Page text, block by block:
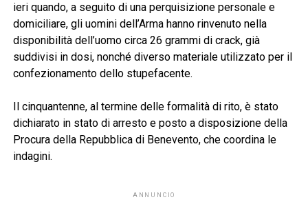
ieri quando, a seguito di una perquisizione personale e
domiciliare, gli uomini dell’Arma hanno rinvenuto nella
disponibilità dell’uomo circa 26 grammi di crack, già
suddivisi in dosi, nonché diverso materiale utilizzato per il
confezionamento dello stupefacente.
Il cinquantenne, al termine delle formalità di rito, è stato
dichiarato in stato di arresto e posto a disposizione della
Procura della Repubblica di Benevento, che coordina le
indagini.
ANNUNCIO